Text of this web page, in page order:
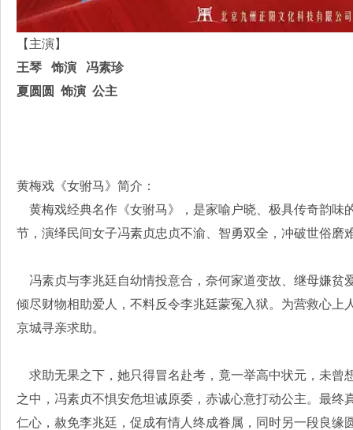
【主演】
王琴 饰演 冯素珍
夏圆圆 饰演 公主
黄梅戏《女驸马》简介：
黄梅戏经典名作《女驸马》，是家喻户晓、极具传奇韵味
节，演绎民间女子冯素贞忠贞不渝、智勇双全，冲破世俗磨
冯素贞与李兆廷自幼情投意合，奈何家道变故、继母嫌贫
倾尽财物相助爱人，不料反令李兆廷蒙冤入狱。为营救心上
京城寻亲求助。
求助无果之下，她只得冒名赴考，竟一举高中状元，未曾
之中，冯素贞不惧安危坦诚原委，赤诚心意打动公主。最终
仁心，赦免李兆廷，促成有情人终成眷属，同时另一段良缘